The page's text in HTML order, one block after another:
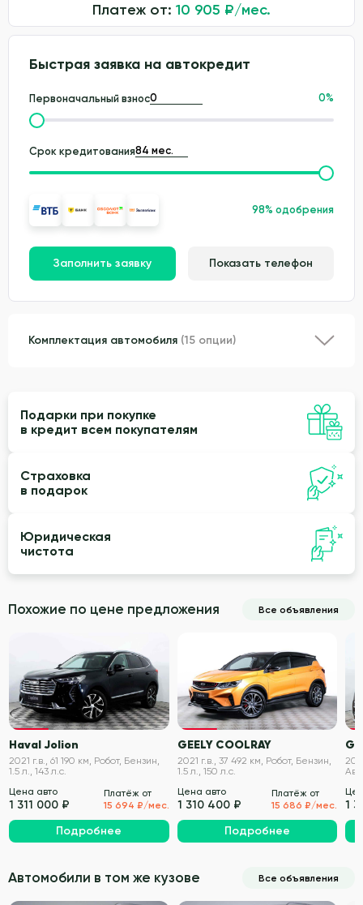
Платеж от: 10 905 ₽/мес.
Быстрая заявка на автокредит
Первоначальный взнос 0%
Срок кредитования
98% одобрения
Заполнить заявку Показать телефон
Комплектация автомобиля (15 опции)
Подарки при покупке
в кредит всем покупателям
Страховка
в подарок
Юридическая
чистота
Похожие по цене предложения Все объявления
VIN проверен
Haval Jolion
2021 г.в., 61 190 км, Робот, Бензин,
1.5 л., 143 л.с.
Цена авто
1 311 000 ₽
Платёж от
15 694 ₽/мес.
Подробнее
VIN проверен
GEELY COOLRAY
2021 г.в., 37 492 км, Робот, Бензин,
1.5 л., 150 л.с.
Цена авто
1 310 400 ₽
Платёж от
15 686 ₽/мес.
Подробнее
1
Автомобили в том же кузове Все объявления